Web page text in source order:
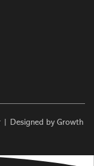
| Designed by Growth